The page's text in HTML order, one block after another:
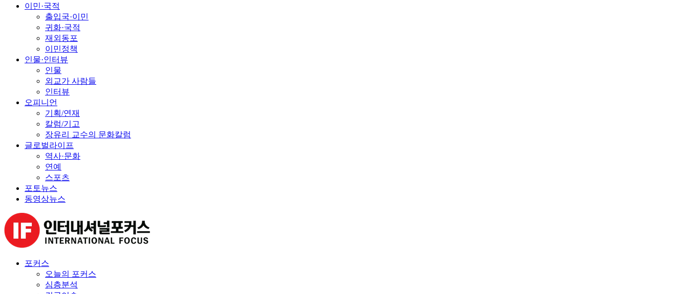
이민·국적
출입국·이민
귀화·국적
재외동포
이민정책
인물·인터뷰
인물
외교가 사람들
인터뷰
오피니언
기획/연재
칼럼/기고
장유리 교수의 문화칼럼
글로벌라이프
역사·문화
연예
스포츠
포토뉴스
동영상뉴스
포커스
오늘의 포커스
심층분석